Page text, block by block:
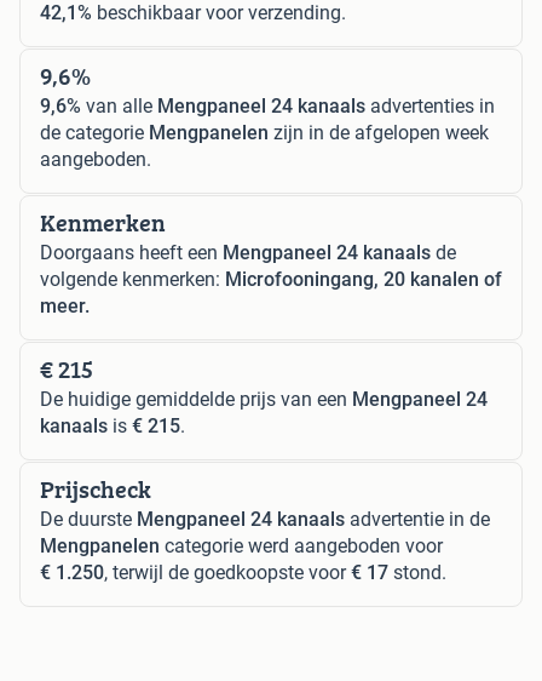
42,1% beschikbaar voor verzending.
9,6%
9,6% van alle Mengpaneel 24 kanaals advertenties in
de categorie Mengpanelen zijn in de afgelopen week
aangeboden.
Kenmerken
Doorgaans heeft een Mengpaneel 24 kanaals de
volgende kenmerken: Microfooningang, 20 kanalen of
meer.
€ 215
De huidige gemiddelde prijs van een Mengpaneel 24
kanaals is € 215.
Prijscheck
De duurste Mengpaneel 24 kanaals advertentie in de
Mengpanelen categorie werd aangeboden voor
€ 1.250, terwijl de goedkoopste voor€ 17 stond.